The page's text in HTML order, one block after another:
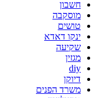
חשבון
מוסקבה
טושים
ינקו דאדא
שקיעה
מגזין
diy
דיוקן
משרד הפנים